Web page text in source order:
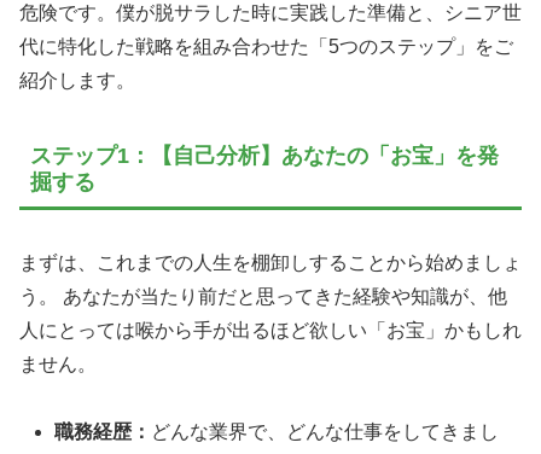
危険です。僕が脱サラした時に実践した準備と、シニア世
代に特化した戦略を組み合わせた「5つのステップ」をご
紹介します。
ステップ1：【自己分析】あなたの「お宝」を発
掘する
まずは、これまでの人生を棚卸しすることから始めましょ
う。 あなたが当たり前だと思ってきた経験や知識が、他
人にとっては喉から手が出るほど欲しい「お宝」かもしれ
ません。
職務経歴： どんな業界で、どんな仕事をしてきまし